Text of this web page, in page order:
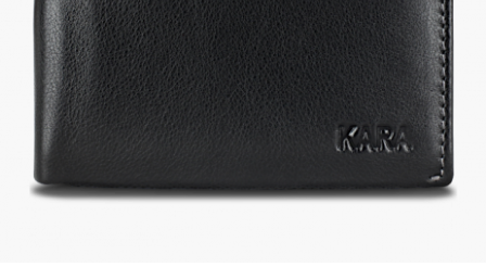
Bundy a kabáty -50 %
Česky Slovensky